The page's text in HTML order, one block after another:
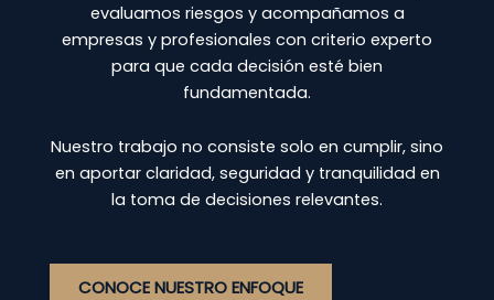
evaluamos riesgos y acompañamos a
empresas y profesionales con criterio experto
para que cada decisión esté bien
fundamentada.
Nuestro trabajo no consiste solo en cumplir, sino
en aportar claridad, seguridad y tranquilidad en
la toma de decisiones relevantes.
CONOCE NUESTRO ENFOQUE